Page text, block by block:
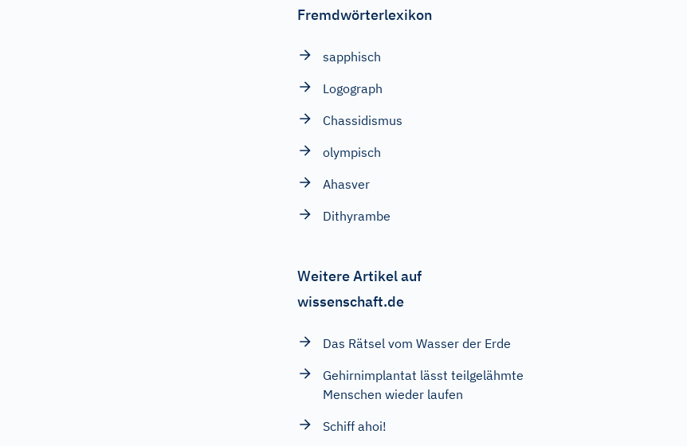
Fremdwörterlexikon
sapphisch
Logograph
Chassidismus
olympisch
Ahasver
Dithyrambe
Weitere Artikel auf
wissenschaft.de
Das Rätsel vom Wasser der Erde
Gehirnimplantat lässt teilgelähmte
Menschen wieder laufen
Schiff ahoi!